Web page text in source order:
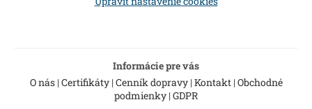
Informácie pre vás
O nás| Certifikáty| Cenník dopravy| Kontakt| Obchodné
podmienky | GDPR